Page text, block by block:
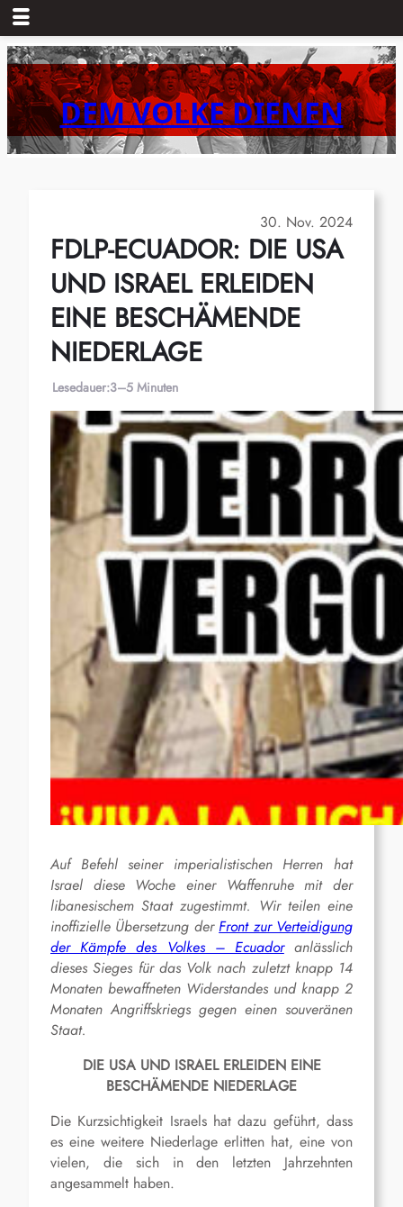
Zum
Inhalt
springenDEM VOLKE DIENEN
30. Nov. 2024
FDLP-ECUADOR: DIE USA
UND ISRAEL ERLEIDEN
EINE BESCHÄMENDE
NIEDERLAGE
Lesedauer:3–5 Minuten
Auf Befehl seiner imperialistischen Herren hat
Israel diese Woche einer Waffenruhe mit der
libanesischem Staat zugestimmt. Wir teilen eine
inoffizielle Übersetzung derFront zur Verteidigung
der Kämpfe des Volkes – Ecuadoranlässlich
dieses Sieges für das Volk nach zuletzt knapp 14
Monaten bewaffneten Widerstandes und knapp 2
Monaten Angriffskriegs gegen einen souveränen
Staat.
DIE USA UND ISRAEL ERLEIDEN EINE
BESCHÄMENDE NIEDERLAGE
Die Kurzsichtigkeit Israels hat dazu geführt, dass
es eine weitere Niederlage erlitten hat, eine von
vielen, die sich in den letzten Jahrzehnten
angesammelt haben.